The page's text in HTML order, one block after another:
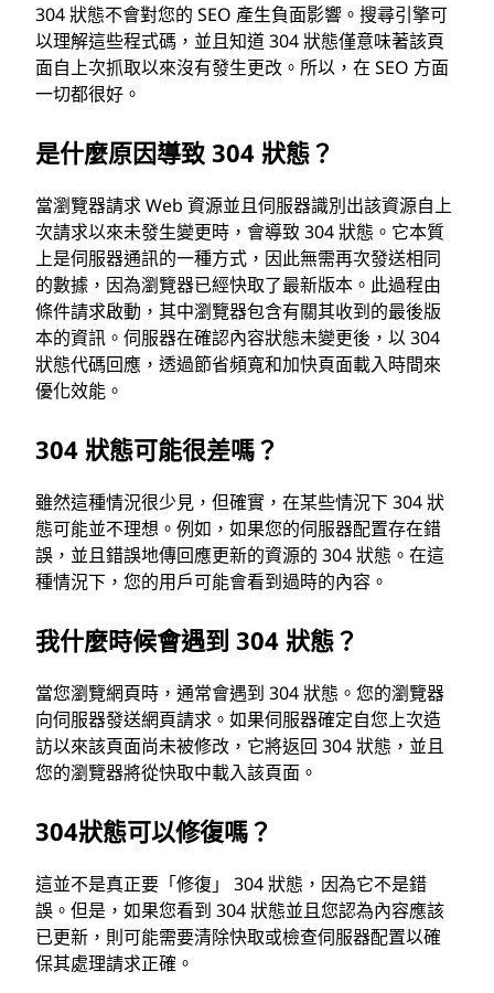
304 狀態不會對您的 SEO 產生負面影響。搜尋引擎可
以理解這些程式碼，並且知道 304 狀態僅意味著該頁
面自上次抓取以來沒有發生更改。所以，在 SEO 方面
一切都很好。
是什麼原因導致 304 狀態？
當瀏覽器請求 Web 資源並且伺服器識別出該資源自上
次請求以來未發生變更時，會導致 304 狀態。它本質
上是伺服器通訊的一種方式，因此無需再次發送相同
的數據，因為瀏覽器已經快取了最新版本。此過程由
條件請求啟動，其中瀏覽器包含有關其收到的最後版
本的資訊。伺服器在確認內容狀態未變更後，以 304
狀態代碼回應，透過節省頻寬和加快頁面載入時間來
優化效能。
304 狀態可能很差嗎？
雖然這種情況很少見，但確實，在某些情況下 304 狀
態可能並不理想。例如，如果您的伺服器配置存在錯
誤，並且錯誤地傳回應更新的資源的 304 狀態。在這
種情況下，您的用戶可能會看到過時的內容。
我什麼時候會遇到 304 狀態？
當您瀏覽網頁時，通常會遇到 304 狀態。您的瀏覽器
向伺服器發送網頁請求。如果伺服器確定自您上次造
訪以來該頁面尚未被修改，它將返回 304 狀態，並且
您的瀏覽器將從快取中載入該頁面。
304狀態可以修復嗎？
這並不是真正要「修復」 304 狀態，因為它不是錯
誤。但是，如果您看到 304 狀態並且您認為內容應該
已更新，則可能需要清除快取或檢查伺服器配置以確
保其處理請求正確。